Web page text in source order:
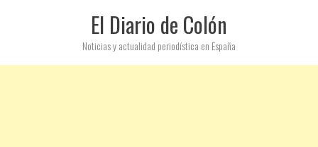
El Diario de Colón
Noticias y actualidad periodística en España